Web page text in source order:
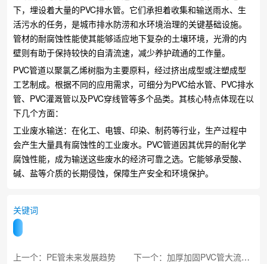
下，埋设着大量的PVC排水管。它们承担着收集和输送雨水、生
活污水的任务，是城市排水防涝和水环境治理的关键基础设施。
管材的耐腐蚀性能使其能够适应地下复杂的土壤环境，光滑的内
壁则有助于保持较快的自清流速，减少养护疏通的工作量。
PVC管道以聚氯乙烯树脂为主要原料，经过挤出成型或注塑成型
工艺制成。根据不同的应用需求，可细分为PVC给水管、PVC排水
管、PVC灌溉管以及PVC穿线管等多个品类。其核心特点体现在以
下几个方面：
工业废水输送：在化工、电镀、印染、制药等行业，生产过程中
会产生大量具有腐蚀性的工业废水。PVC管道因其优异的耐化学
腐蚀性能，成为输送这些废水的经济可靠之选。它能够承受酸、
碱、盐等介质的长期侵蚀，保障生产安全和环境保护。
关键词
上一个：PE管未来发展趋势 下一个：加厚加固PVC管大流量输水排污更稳妥